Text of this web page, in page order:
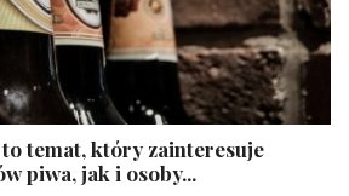
temat, który zainteresuje
piwa, jak i osoby...